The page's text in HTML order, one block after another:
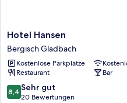
Hotel
Hansen
Bergisch
Gladbach
Hotel Hansen
Bergisch Gladbach
Kostenlose Parkplätze
Restaurant
Bar
8.4
von
8,4 Sehr gut
20 Bewertungen